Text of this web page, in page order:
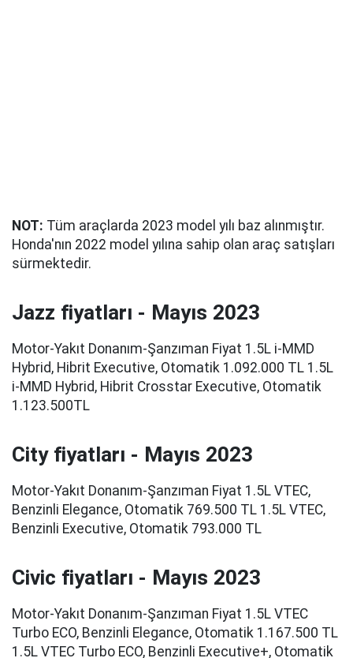
NOT: Tüm araçlarda 2023 model yılı baz alınmıştır.
Honda'nın 2022 model yılına sahip olan araç satışları
sürmektedir.
Jazz fiyatları - Mayıs 2023
Motor-Yakıt Donanım-Şanzıman Fiyat 1.5L i-MMD
Hybrid, Hibrit Executive, Otomatik 1.092.000 TL 1.5L
i-MMD Hybrid, Hibrit Crosstar Executive, Otomatik
1.123.500TL
City fiyatları - Mayıs 2023
Motor-Yakıt Donanım-Şanzıman Fiyat 1.5L VTEC,
Benzinli Elegance, Otomatik 769.500 TL 1.5L VTEC,
Benzinli Executive, Otomatik 793.000 TL
Civic fiyatları - Mayıs 2023
Motor-Yakıt Donanım-Şanzıman Fiyat 1.5L VTEC
Turbo ECO, Benzinli Elegance, Otomatik 1.167.500 TL
1.5L VTEC Turbo ECO, Benzinli Executive+, Otomatik